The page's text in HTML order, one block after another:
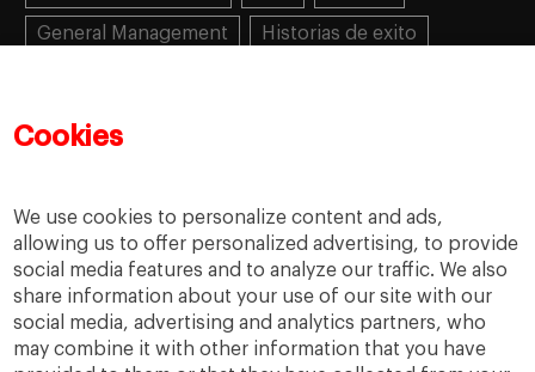
Cookies
We use cookies to personalize content and ads,
allowing us to offer personalized advertising, to provide
social media features and to analyze our traffic. We also
share information about your use of our site with our
social media, advertising and analytics partners, who
may combine it with other information that you have
General Management Historias de exito
Mujeres emprendedoras
Success stories Women in business